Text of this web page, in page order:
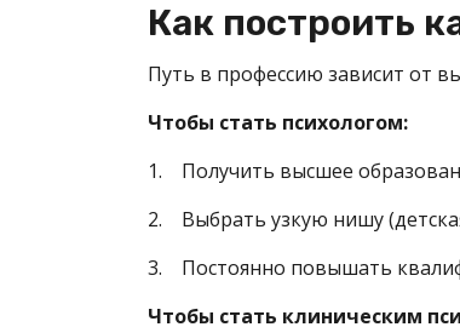
Как построить
Путь в профессию зависит от
Чтобы стать психологом:
1. Получить высшее
2. Выбрать узкую нишу
3. Постоянно повышать
Чтобы стать клиническим